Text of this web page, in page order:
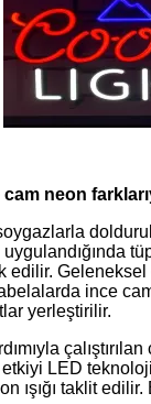
neon
edilir.
ince
yerleştirilir.
LED
ışığı taklit